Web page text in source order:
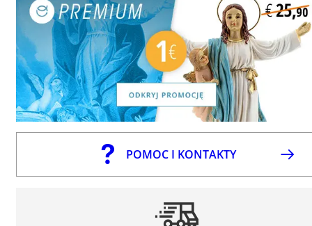
POMOC I KONTAKTY